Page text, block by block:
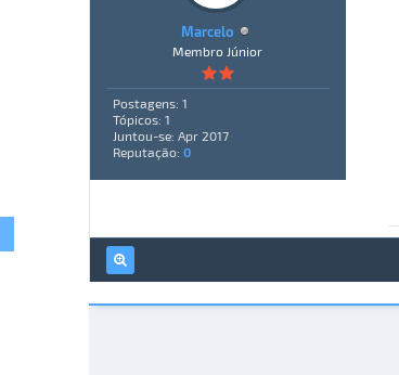
Marcelo
Membro Júnior
Postagens: 1
Tópicos: 1
Juntou-se: Apr 2017
Reputação: 0